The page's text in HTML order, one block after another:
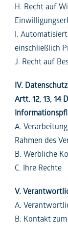
H. Recht auf
I.
einschließlich
J. Recht auf
IV.
Artt. 12, 13, 14
A.
Rahmen des
B. Werbliche
C. Ihre Rechte
V.
A.
B. Kontakt